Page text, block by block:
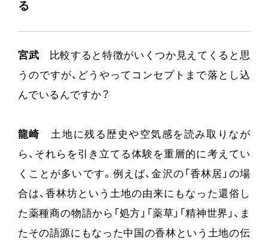
る
宮武 比較すると特徴がいくつか見えてくると思
うのですが、どうやってコンセプトまで落とし込
んでいるんですか？
龍崎 土地に残る歴史や空気感を読み取りなが
ら、それらを引き立てる体験を重層的に考えてい
くことが多いです。例えば、金沢の「香林居」の場
合は、香林坊という土地の由来にもなった還俗し
た薬種商の物語から「処方」「薬草」「精神世界」、ま
たその語源にもなった中国の香林という土地の伝